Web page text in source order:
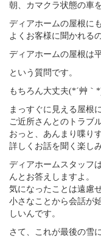
朝、カマクラ状態の車
ディアホームの屋根に
よくお客様に聞かれるの
ディアホームの屋根は
という質問です。
もちろん大丈夫(*´艸｀
まっすぐに見える屋根
ご近所さんとのトラブ
おっと、あんまり喋り
詳しくお話を聞く楽し
ディアホームスタッフ
んとお答えしますよ。
気になったことは遠慮
小さなことから会話が
しいんです。
さて、これが最後の雪